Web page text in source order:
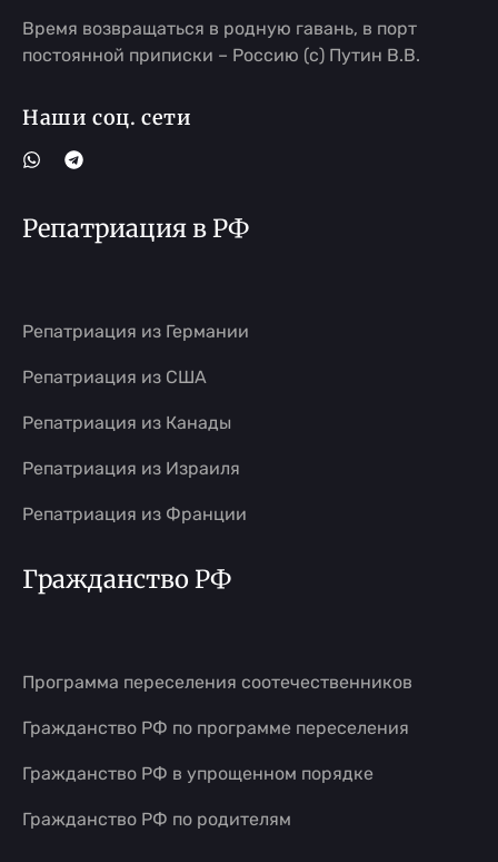
Время возвращаться в родную гавань, в порт
постоянной приписки – Россию (с) Путин В.В.
Наши соц. сети
Репатриация в РФ
Репатриация из Германии
Репатриация из США
Репатриация из Канады
Репатриация из Израиля
Репатриация из Франции
Гражданство РФ
Программа переселения соотечественников
Гражданство РФ по программе переселения
Гражданство РФ в упрощенном порядке
Гражданство РФ по родителям